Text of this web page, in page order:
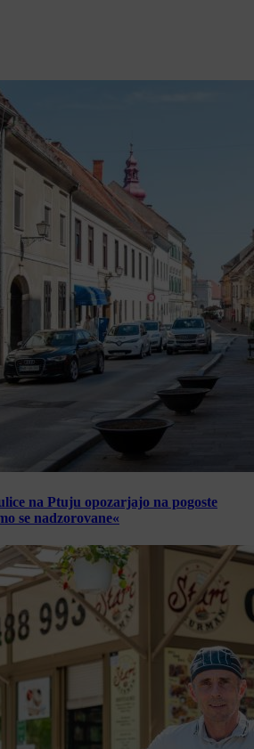
na Ptuju opozarjajo na pogoste
se nadzorovane«